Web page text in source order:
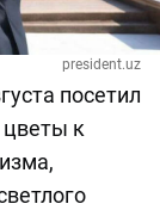
president.uz
посетил
к